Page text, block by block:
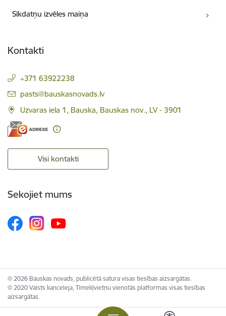
Sīkdatņu izvēles maiņa
Kontakti
+371 63922238
E-pasts:
pasts@bauskasnovads.lv
Uzvaras iela 1, Bauska, Bauskas nov., LV - 3901
Visi kontakti
Sekojiet mums
© 2026 Bauskas novads, publicētā satura visas tiesības aizsargātas.
© 2020 Valsts kanceleja, Tīmekļvietņu vienotās platformas visas tiesības
aizsargātas.